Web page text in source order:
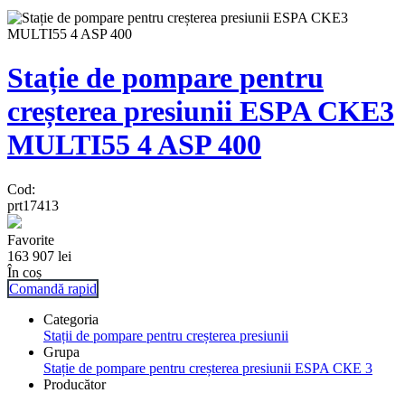
Stație de pompare pentru
creșterea presiunii ESPA CKE3
MULTI55 4 ASP 400
Cod:
prt17413
Favorite
163 907 lei
În coș
Comandă rapid
Categoria
Stații de pompare pentru creșterea presiunii
Grupa
Stație de pompare pentru creșterea presiunii ESPA СКЕ 3
Producător